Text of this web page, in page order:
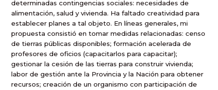
determinadas contingencias sociales: necesidades de
alimentación, salud y vivienda. Ha faltado creatividad para
establecer planes a tal objeto. En líneas generales, mi
propuesta consistió en tomar medidas relacionadas: censo
de tierras públicas disponibles; formación acelerada de
profesores de oficios (capacitarlos para capacitar);
gestionar la cesión de las tierras para construir vivienda;
labor de gestión ante la Provincia y la Nación para obtener
recursos; creación de un organismo con participación de